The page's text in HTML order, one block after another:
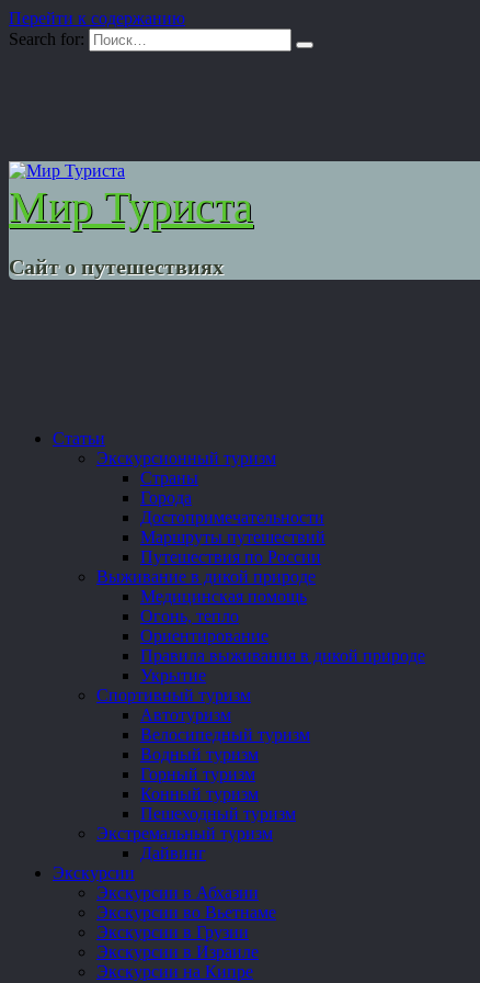
Перейти к содержанию
Search for:
Мир Туриста
Сайт о путешествиях
Статьи
Экскурсионный туризм
Страны
Города
Достопримечательности
Маршруты путешествий
Путешествия по России
Выживание в дикой природе
Медицинская помощь
Огонь, тепло
Ориентирование
Правила выживания в дикой природе
Укрытие
Спортивный туризм
Автотуризм
Велосипедный туризм
Водный туризм
Горный туризм
Конный туризм
Пешеходный туризм
Экстремальный туризм
Дайвинг
Экскурсии
Экскурсии в Абхазии
Экскурсии во Вьетнаме
Экскурсии в Грузии
Экскурсии в Израиле
Экскурсии на Кипре